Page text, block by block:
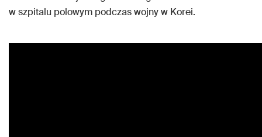
w szpitalu polowym podczas wojny w Korei.